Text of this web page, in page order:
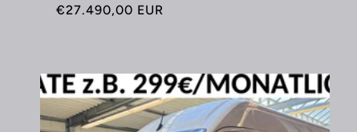
Normaler
€27.490,00 EUR